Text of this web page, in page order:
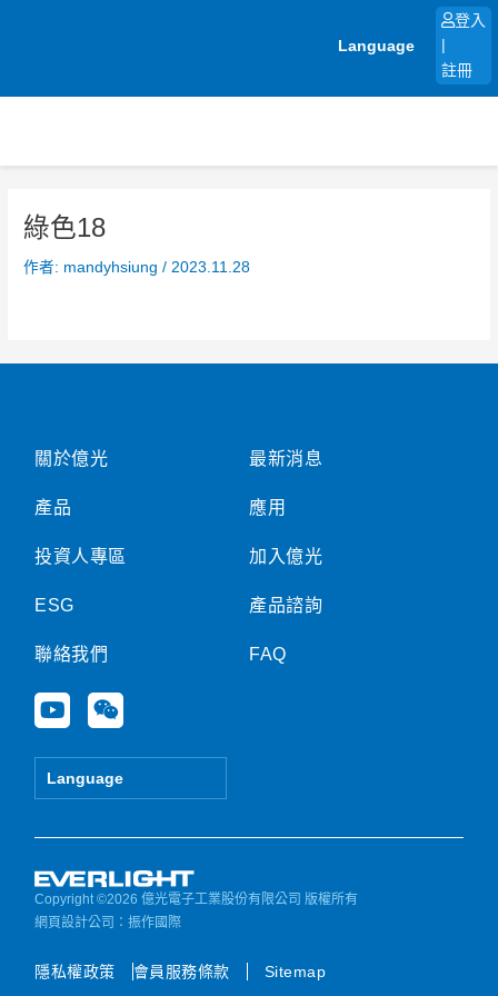
Language
登入
註冊
綠色18
作者: mandyhsiung/ 2023.11.28
關於億光
產品
投資人專區
ESG
聯絡我們
Y
o
u
e
W
e
i
Language
最新消息
應用
加入億光
產品諮詢
FAQ
Copyright ©2026 億光電子工業股份有限公司 版權所有
網頁設計公司 ：振作國際
隱私權政策 會員服務條款 Sitemap